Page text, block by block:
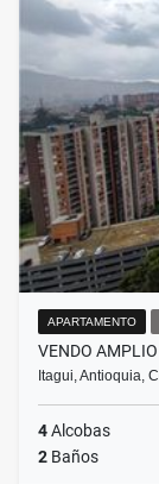
APARTAMENTO
VENDO
Itagui, Antioquia,
4Alcobas
2 Baños